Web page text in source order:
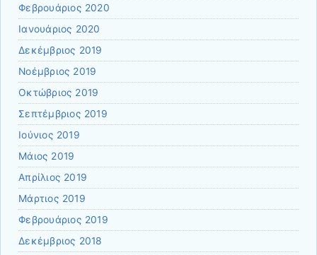
Φεβρουάριος 2020
Ιανουάριος 2020
Δεκέμβριος 2019
Νοέμβριος 2019
Οκτώβριος 2019
Σεπτέμβριος 2019
Ιούνιος 2019
Μάιος 2019
Απρίλιος 2019
Μάρτιος 2019
Φεβρουάριος 2019
Δεκέμβριος 2018